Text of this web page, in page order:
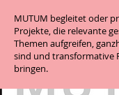
MUTUM begleitet oder
Projekte, die relevante
Themen aufgreifen,
sind und transformative
bringen.